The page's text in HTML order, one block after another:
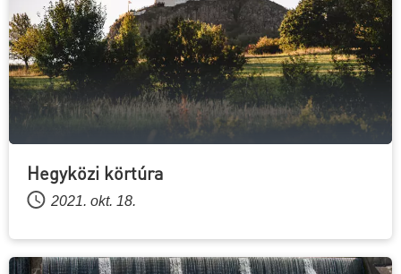
Hegyközi körtúra
2021. okt. 18.